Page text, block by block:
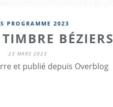
PROGRAMME 2023
BÉZIERS
23 MARS 2023
et publié depuis Overblog